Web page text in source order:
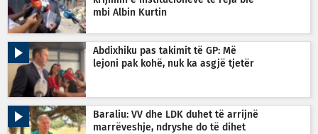
mbi Albin Kurtin
Abdixhiku pas takimit të GP: Më
lejoni pak kohë, nuk ka asgjë tjetër
Baraliu: VV dhe LDK duhet të arrijnë
marrëveshje, ndryshe do të dihet